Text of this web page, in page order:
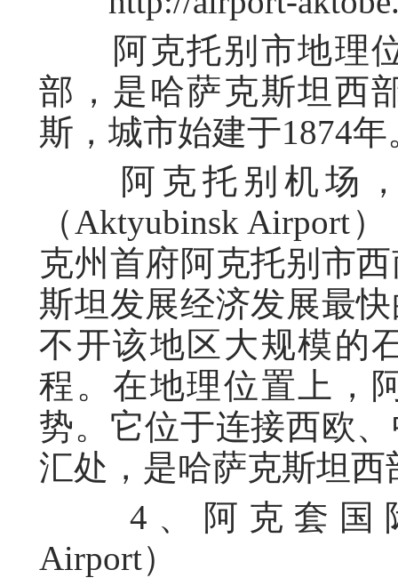
阿克托别市地理位
部，是哈萨克斯坦西
斯，城市始建于1874年
阿克托别机场，
（Aktyubinsk Airport
克州首府阿克托别市
斯坦发展经济发展最
不开该地区大规模的
程。在地理位置上，
势。它位于连接西欧
汇处，是哈萨克斯坦
4、阿克套国际
Airport）